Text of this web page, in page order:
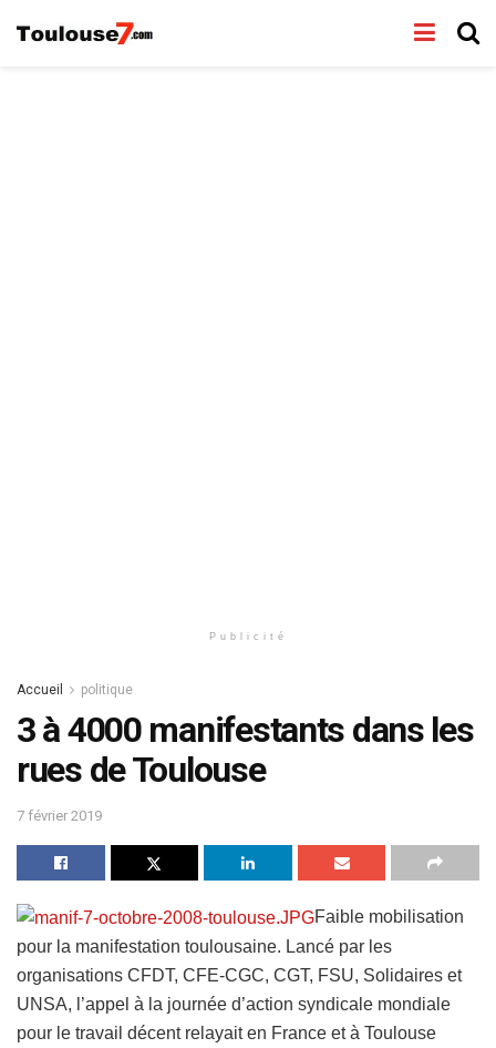
Publicité
Accueil politique
3 à 4000 manifestants dans les
rues de Toulouse
7 février 2019
Faible mobilisation
pour la manifestation toulousaine. Lancé par les
organisations CFDT, CFE-CGC, CGT, FSU, Solidaires et
UNSA, l’appel à la journée d’action syndicale mondiale
pour le travail décent relayait en France et à Toulouse